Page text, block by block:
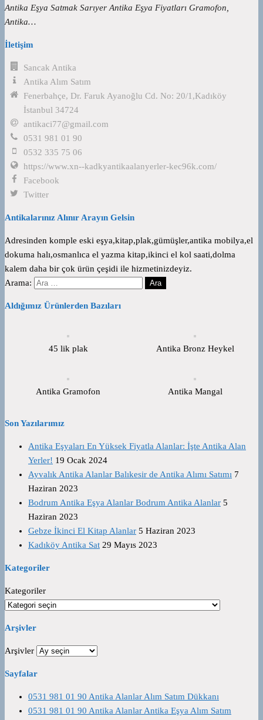
Antika Eşya Satmak Sarıyer Antika Eşya Fiyatları Gramofon,
Antika…
İletişim
Sancak Antika
Antika Alım Satım
Fenerbahçe, Dr. Faruk Ayanoğlu Cd. No: 20/1,Kadıköy
İstanbul 34724
antikaci77@gmail.com
0531 981 01 90
0532 335 75 06
https://www.xn--kadkyantikaalanyerler-kec96k.com/
Facebook
Twitter
Antikalarınız Alınır Arayın Gelsin
Adresinden komple eski eşya,kitap,plak,gümüşler,antika mobilya,el
dokuma halı,osmanlıca el yazma kitap,ikinci el kol saati,dolma
kalem daha bir çok ürün çeşidi ile hizmetinizdeyiz.
Arama:
Aldığımız Ürünlerden Bazıları
45 lik plak Antika Bronz Heykel
Antika Gramofon Antika Mangal
Son Yazılarımız
Antika Eşyaları En Yüksek Fiyatla Alanlar: İşte Antika Alan
Yerler! 19 Ocak 2024
Ayvalık Antika Alanlar Balıkesir de Antika Alımı Satımı 7
Haziran 2023
Bodrum Antika Eşya Alanlar Bodrum Antika Alanlar 5
Haziran 2023
Gebze İkinci El Kitap Alanlar 5 Haziran 2023
Kadıköy Antika Sat 29 Mayıs 2023
Kategoriler
Kategoriler
Arşivler
Arşivler
Sayfalar
0531 981 01 90 Antika Alanlar Alım Satım Dükkanı
0531 981 01 90 Antika Alanlar Antika Eşya Alım Satım